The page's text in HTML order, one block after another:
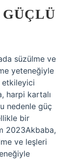
süzülme ve
yeteneğiyle
etkileyici
harpi kartalı
nedenle güç
bir
2023Akbaba,
ve leşleri